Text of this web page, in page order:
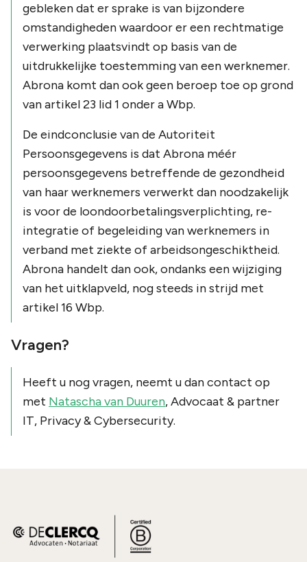
gebleken dat er sprake is van bijzondere
omstandigheden waardoor er een rechtmatige
verwerking plaatsvindt op basis van de
uitdrukkelijke toestemming van een werknemer.
Abrona komt dan ook geen beroep toe op grond
van artikel 23 lid 1 onder a Wbp.
De eindconclusie van de Autoriteit
Persoonsgegevens is dat Abrona méér
persoonsgegevens betreffende de gezondheid
van haar werknemers verwerkt dan noodzakelijk
is voor de loondoorbetalingsverplichting, re-
integratie of begeleiding van werknemers in
verband met ziekte of arbeidsongeschiktheid.
Abrona handelt dan ook, ondanks een wijziging
van het uitklapveld, nog steeds in strijd met
artikel 16 Wbp.
Vragen?
Heeft u nog vragen, neemt u dan contact op
met Natascha van Duuren, Advocaat & partner
IT, Privacy & Cybersecurity.